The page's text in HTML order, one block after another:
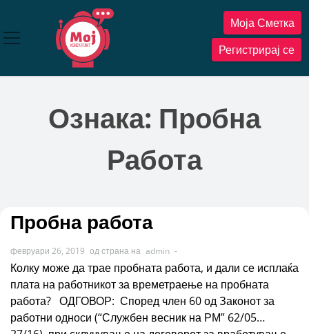
содржината
Моја Сметка
Регистрирај се
Ознака: Пробна
Работа
Пробна работа
февруари 26, 2019 од страна на admin -
Колку може да трае пробната работа, и дали се исплаќа
плата на работникот за времетраење на пробната
работа? ОДГОВОР: Според член 60 од Законот за
работни односи (“Службен весник на РМ” 62/05…